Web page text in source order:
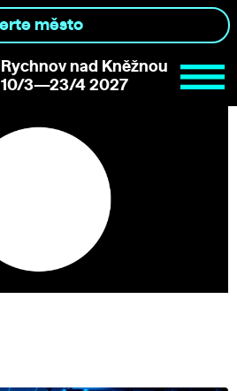
Rychnov nad Kněžnou
10/3—23/4 2027